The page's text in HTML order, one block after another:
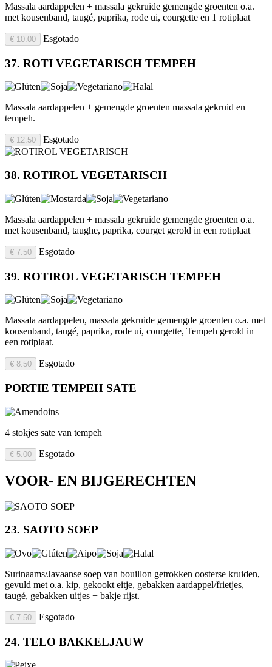
Massala aardappelen + massala gekruide gemengde groenten o.a.
met kousenband, taugé, paprika, rode ui, courgette en 1 rotiplaat
€ 10.00 Esgotado
37. ROTI VEGETARISCH TEMPEH
Massala aardappelen + gemengde groenten massala gekruid en
tempeh.
€ 12.50 Esgotado
38. ROTIROL VEGETARISCH
Massala aardappelen + massala gekruide gemengde groenten o.a.
met kousenband, taughe, paprika, courget gerold in een rotiplaat
€ 7.50 Esgotado
39. ROTIROL VEGETARISCH TEMPEH
Massala aardappelen, massala gekruide gemengde groenten o.a. met
kousenband, taugé, paprika, rode ui, courgette, Tempeh gerold in
een rotiplaat.
€ 8.50 Esgotado
PORTIE TEMPEH SATE
4 stokjes sate van tempeh
€ 5.00 Esgotado
VOOR- EN BIJGERECHTEN
23. SAOTO SOEP
Surinaams/Javaanse soep van bouillon getrokken oosterse kruiden,
gevuld met o.a. kip, gekookt eitje, gebakken aardappel/frietjes,
taugé, gebakken uitjes + bakje rijst.
€ 7.50 Esgotado
24. TELO BAKKELJAUW